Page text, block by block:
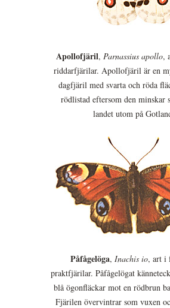
Apollofjäril, Parnassius apollo,
riddarfjärilar. Apollofjäril är en
dagfjäril med svarta och röda
rödlistad eftersom den minskar
landet utom på
Påfågelöga, Inachis io, art i
praktfjärilar. Påfågelögat
blå ögonfläckar mot en rödbrun
Fjärilen övervintrar som vuxen